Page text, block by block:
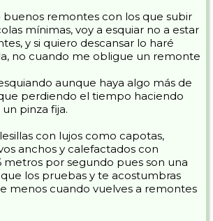
buenos remontes con los que subir
mínimas, voy a esquiar no a estar
y si quiero descansar lo haré
no cuando me obligue un remonte
aunque haya algo más de
perdiendo el tiempo haciendo
pinza fija.
con lujos como capotas,
anchos y calefactados con
metros por segundo pues son una
los pruebas y te acostumbras
menos cuando vuelves a remontes